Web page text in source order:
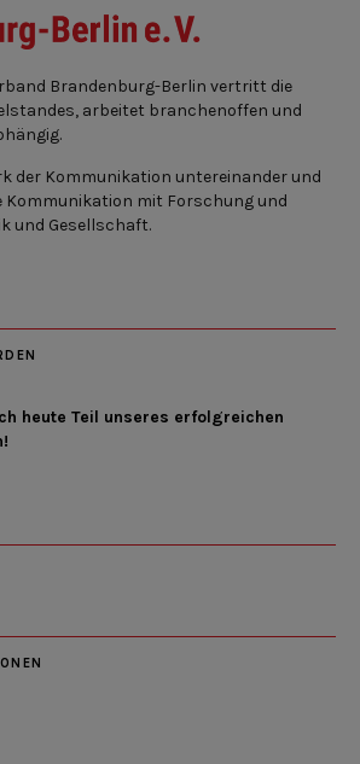
Brandenburg-Berlin vertritt die
arbeitet branchenoffen und
der Kommunikation untereinander und
Kommunikation mit Forschung und
und Gesellschaft.
heute Teil unseres erfolgreichen